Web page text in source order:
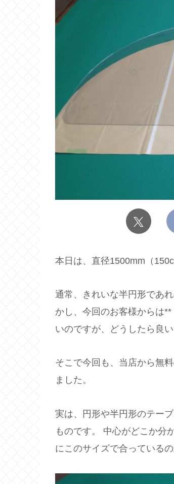
本日は、直径1500mm（
通常、きれいな半円形であ
かし、今回のお客様からは
いのですが、どうしたら良
そこで今回も、当店から無
ました。
実は、円形や半円形のテー
ものです。 中心がどこか分
にこのサイズで合っている